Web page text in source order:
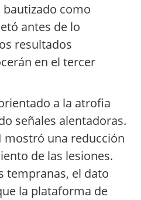
como
antes de lo
resultados
en el tercer
a la atrofia
señales alentadoras.
mostró una reducción
de las lesiones.
tempranas, el dato
la plataforma de